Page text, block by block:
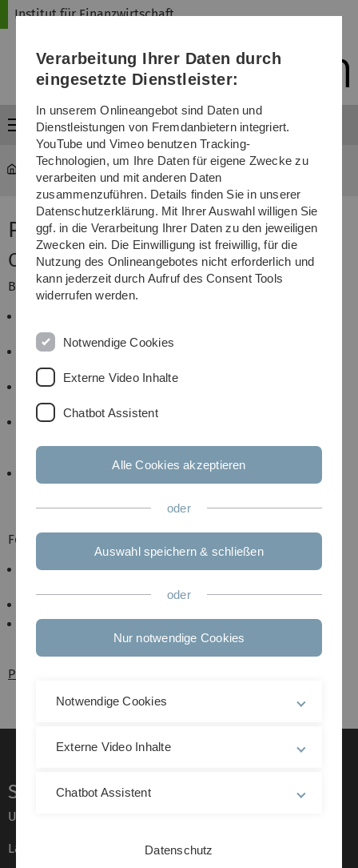
Direkt
Direkt
Direkt
(Sprache,
Drucken,
Media)
Direkt
Direkt
Institut für Finanzwirtschaft
Menü
Institut für Finanzwirtschaft Prof. Dr. Gunter Löffler
Prof. Dr. Gunter Löffler
Curriculum Vitae
Beruf und Ausbildung
Universität Ulm.
2000-2003 Wissenschaftlicher Assistent an der
Goethe-Universität Frankfurt. Habilitation.
1997-2000 Produktentwicklung im Asset
Management der Commerzbank AG.
1993-1997 Promotion am Graduiertenkolleg
Universität Mannheim.
1988-1993 Magister Artium in Englischer Literatur
Cambridge)
Forschungsaufenthalte
Risk Management Institute, National University of
Poole College of Management, NC State University
Publikationen
Service
Universität von A–Z
Lagepläne
Verarbeitung Ihrer Daten durch
eingesetzte Dienstleister:
In unserem Onlineangebot sind Daten und
Dienstleistungen von Fremdanbietern integriert.
YouTube und Vimeo benutzen Tracking-
Technologien, um Ihre Daten für eigene Zwecke zu
verarbeiten und mit anderen Daten
zusammenzuführen. Details finden Sie in unserer
Datenschutzerklärung. Mit Ihrer Auswahl willigen Sie
ggf. in die Verarbeitung Ihrer Daten zu den jeweiligen
Zwecken ein. Die Einwilligung ist freiwillig, für die
Nutzung des Onlineangebotes nicht erforderlich und
kann jederzeit durch Aufruf des Consent Tools
widerrufen werden.
Notwendige Cookies
Externe Video Inhalte
Chatbot Assistent
Alle Cookies akzeptieren
oder
Auswahl speichern & schließen
oder
Nur notwendige Cookies
Notwendige Cookies
Externe Video Inhalte
Chatbot Assistent
Datenschutz